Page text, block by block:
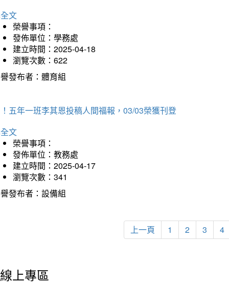
文
榮譽事項：
發佈單位：學務處
建立時間：2025-04-18
瀏覽次數：622
發布者：體育組
五年一班李其恩投稿人間福報，03/03榮獲刊登
文
榮譽事項：
發佈單位：教務處
建立時間：2025-04-17
瀏覽次數：341
發布者：設備組
上一頁 1 2 3 4
線上專區